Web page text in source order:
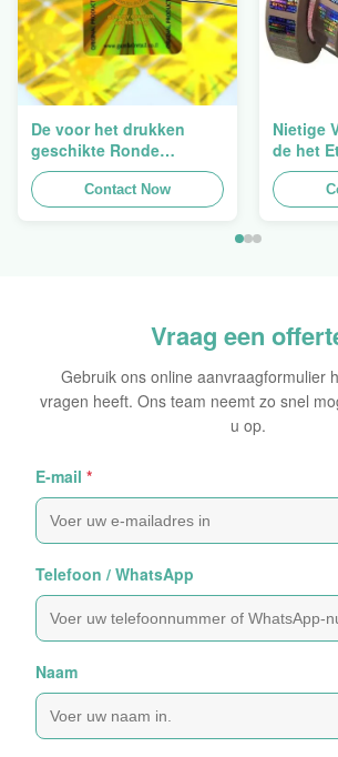
De voor het drukken
geschikte Ronde
Verpakkende
Holografische
Zelfklevende Bladen van
Contact Now
Nietige
de het
de
Vraag een
Gebruik ons online aanvraagformulier
vragen heeft. Ons team neemt zo snel
u op.
E-mail *
Telefoon / WhatsApp
Naam